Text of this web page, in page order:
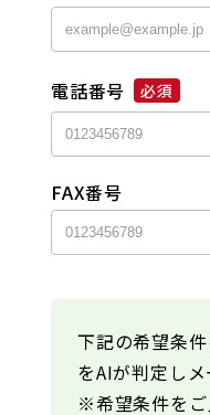
電話番号 必須
FAX番号
下記の希望条
をAIが判定しメ
※希望条件をご